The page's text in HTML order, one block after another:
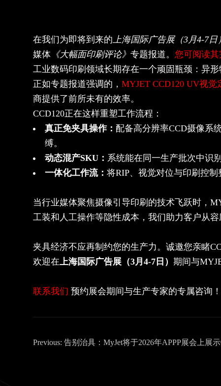
在我们为即将到来的上海国际广告展（3月4-7日
媒体 《大幅面印刷评论》专题报道。您可阅读
工业数码印刷领域长期存在一个顽固瓶颈：异
正如专题报道强调的，MYJET CCD120 UV视觉
商提供了前所未有的效率。
CCD120正在这样重塑工作流程：
真正免夹具操作： 配备高分辨率CCD摄像系
缚。
动态混产SKU： 系统能在同一生产批次中识
一体化工作流：将RIP、视觉对位与印刷控
当行业媒体聚焦摄像引导印刷的技术飞跃时，
工装和人工操作等隐性成本，我们助力客户从
夹具经济不应再制约您的生产力。诚邀您亲睹
欢迎在上海国际广告展（3月4-7日）期间与
联系我们 预约展会期间与生产专家的专属咨询！
Previous:告别治具：MyJet将于2026年APPP展会上展